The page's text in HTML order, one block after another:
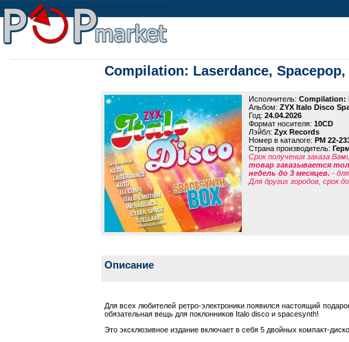
Compilation: Laserdance,
Исполнитель: Compilation:
Альбом: ZYX Italo Disco
Год: 24.04.2026
Формат носителя: 10CD
Лэйбл: Zyx Records
Номер в каталоге: PM 22-
Страна производитель:
Срок получения заказа
товар заказывается
недель до 3 месяцев. -
Для других городов, срок
Описание
Для всех любителей ретро-электроники появился настоящий
обязательная вещь для поклонников Italo disco и spacesynth!
Это эксклюзивное издание включает в себя 5 двойных компакт-